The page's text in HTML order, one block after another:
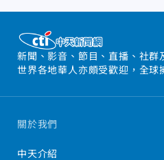
新聞、影音、節目、直播、社
世界各地華人亦頗受歡迎，全球
關於我們
中天介紹